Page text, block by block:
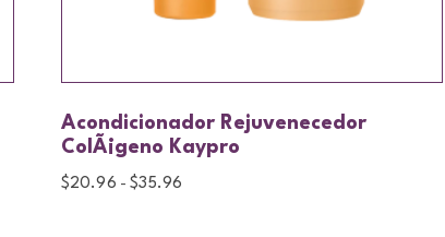
Acondicionador Rejuvenecedor
ColÃ¡geno Kaypro
$20.96 - $35.96